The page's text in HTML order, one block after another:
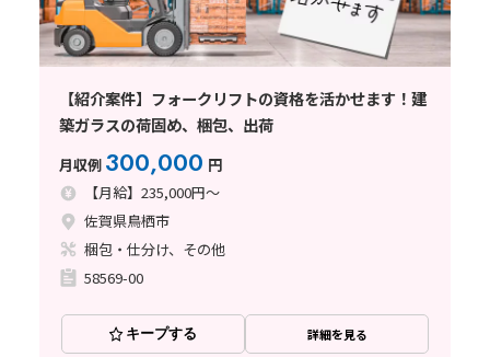
【紹介案件】フォークリフトの資格を活かせます！建
築ガラスの荷固め、梱包、出荷
月収例 300,000 円
【月給】235,000円～
佐賀県鳥栖市
梱包・仕分け、その他
58569-00
キープする 詳細を見る